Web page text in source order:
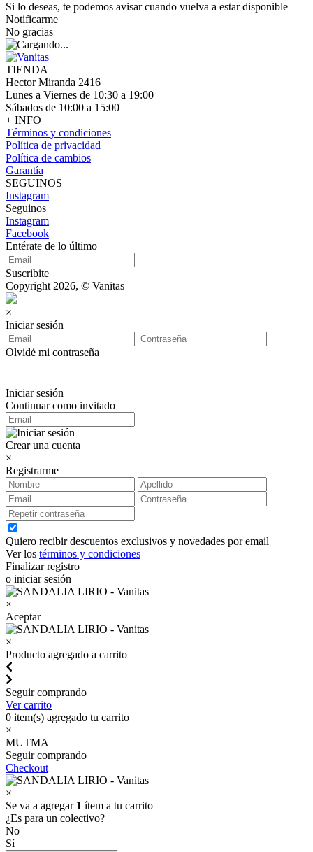
Si lo deseas, te podemos avisar cuando vuelva a estar disponible
Notificarme
No gracias
TIENDA
Hector Miranda 2416
Lunes a Viernes de 10:30 a 19:00
Sábados de 10:00 a 15:00
+ INFO
Términos y condiciones
Política de privacidad
Política de cambios
Garantía
SEGUINOS
Instagram
Seguinos
Instagram
Facebook
Entérate de lo último
Suscribite
Copyright 2026, © Vanitas
×
Iniciar sesión
Olvidé mi contraseña
Iniciar sesión
Continuar como invitado
Crear una cuenta
×
Registrarme
Quiero recibir descuentos exclusivos y novedades por email
Ver los términos y condiciones
Finalizar registro
o iniciar sesión
×
Aceptar
×
Producto agregado a carrito
Seguir comprando
Ver carrito
0 item(s) agregado tu carrito
×
MUTMA
Seguir comprando
Checkout
×
Se va a agregar 1 ítem a tu carrito
¿Es para un colectivo?
No
Sí